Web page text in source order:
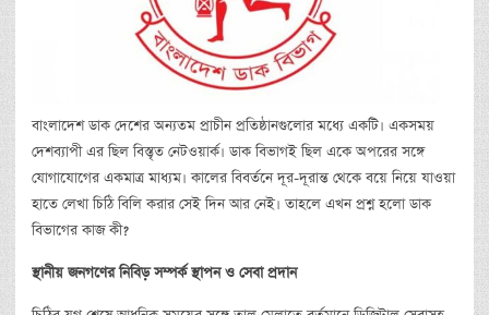
বাংলাদেশ ডাক দেশের অন্যতম প্রাচীন প্রতিষ্ঠানগুলোর মধ্যে একটি। একসময়
দেশব্যাপী এর ছিল বিস্তৃত নেটওয়ার্ক। ডাক বিভাগই ছিল একে অপরের সঙ্গে
যোগাযোগের একমাত্র মাধ্যম। কালের বিবর্তনে দূর-দূরান্ত থেকে বয়ে নিয়ে যাওয়া
হাতে লেখা চিঠি বিলি করার সেই দিন আর নেই। তাহলে এখন প্রশ্ন হলো ডাক
বিভাগের কাজ কী?
স্থানীয় জনগণের নিবিড় সম্পর্ক স্থাপন ও সেবা প্রদান